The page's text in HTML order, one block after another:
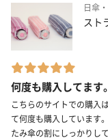
日傘
スト
何度も購入してます。
こちらのサイトでの購入
て何度も購入しています
たみ傘の割にしっかりし